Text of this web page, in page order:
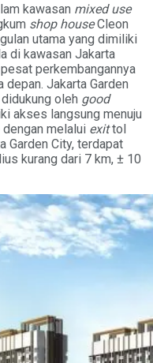
kawasan mixed use
shop houseCleon
utama yang dimiliki
di kawasan Jakarta
perkembangannya
Jakarta Garden
oleh good
akses langsung menuju
melalui exittol
Garden City, terdapat
kurang dari 7 km, ± 10